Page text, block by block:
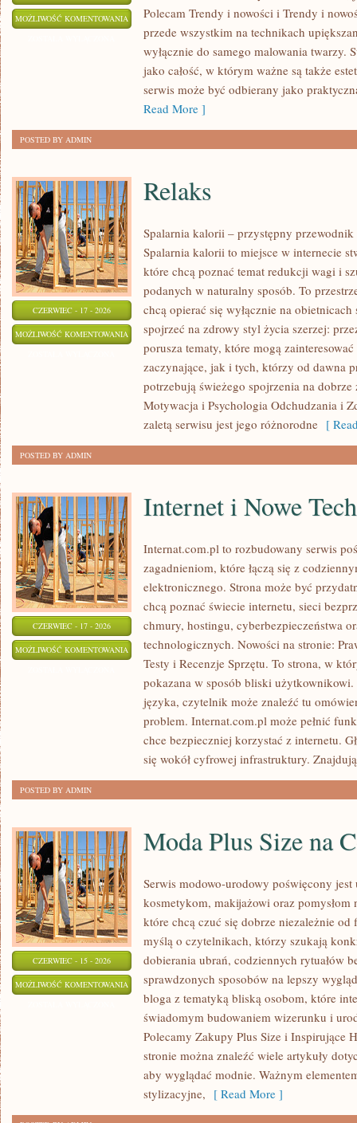
MOŻLIWOŚĆ KOMENTOWANIA PIELĘGNACJA
PRZYGOTOWANIE
SKÓRY
Polecam Trendy i nowości i Trendy i
przede wszystkim na technikach
wyłącznie do samego malowania twarzy.
jako całość, w którym ważne są także
serwis może być odbierany jako
Read More ]
POSTED BY ADMIN
CZERWIEC - 17 - 2026
MOŻLIWOŚĆ KOMENTOWANIA RELAKS
Relaks
Spalarnia kalorii – przystępny przewodnik
Spalarnia kalorii to miejsce w internecie
które chcą poznać temat redukcji wagi i
podanych w naturalny sposób. To
chcą opierać się wyłącznie na
spojrzeć na zdrowy styl życia szerzej:
porusza tematy, które mogą
zaczynające, jak i tych, którzy od dawna
potrzebują świeżego spojrzenia na dobrze
Motywacja i Psychologia Odchudzania i
zaletą serwisu jest jego różnorodne [
POSTED BY ADMIN
CZERWIEC - 17 - 2026
MOŻLIWOŚĆ KOMENTOWANIA INTERNET
NOWE
TECHNOLOGIE
Internet i Nowe
Internat.com.pl to rozbudowany serwis
zagadnieniom, które łączą się z
elektronicznego. Strona może być
chcą poznać świecie internetu, sieci
chmury, hostingu, cyberbezpieczeństwa
technologicznych. Nowości na stronie:
Testy i Recenzje Sprzętu. To strona, w
pokazana w sposób bliski
języka, czytelnik może znaleźć tu
problem. Internat.com.pl może pełnić
chce bezpieczniej korzystać z internetu.
się wokół cyfrowej infrastruktury.
POSTED BY ADMIN
CZERWIEC - 15 - 2026
MOŻLIWOŚĆ KOMENTOWANIA MODA
PLUS
SIZE
Moda Plus Size na
Serwis modowo-urodowy poświęcony
kosmetykom, makijażowi oraz
które chcą czuć się dobrze niezależnie od
myślą o czytelnikach, którzy szukają
dobierania ubrań, codziennych rytuałów
sprawdzonych sposobów na lepszy
bloga z tematyką bliską osobom, które
świadomym budowaniem wizerunku i
Polecamy Zakupy Plus Size i Inspirujące
stronie można znaleźć wiele artykuły
aby wyglądać modnie. Ważnym
stylizacyjne, [ Read More ]